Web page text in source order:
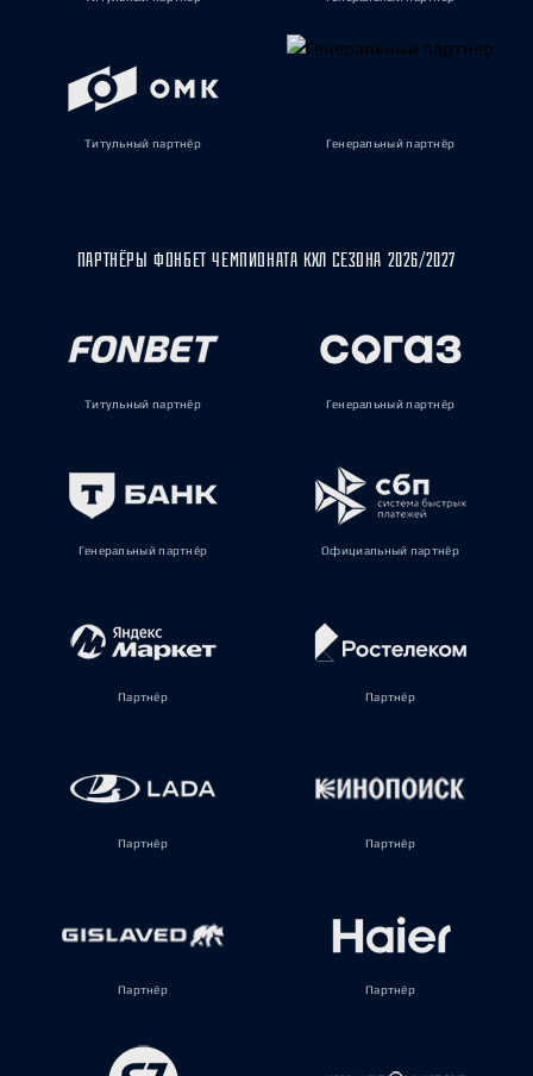
Титульный партнёр Генеральный партнёр
ПАРТНЁРЫ ФОНБЕТ ЧЕМПИОНАТА КХЛ СЕЗОНА 2026/2027
Титульный партнёр Генеральный партнёр
Генеральный партнёр Официальный партнёр
Партнёр Партнёр
Партнёр Партнёр
Партнёр Партнёр